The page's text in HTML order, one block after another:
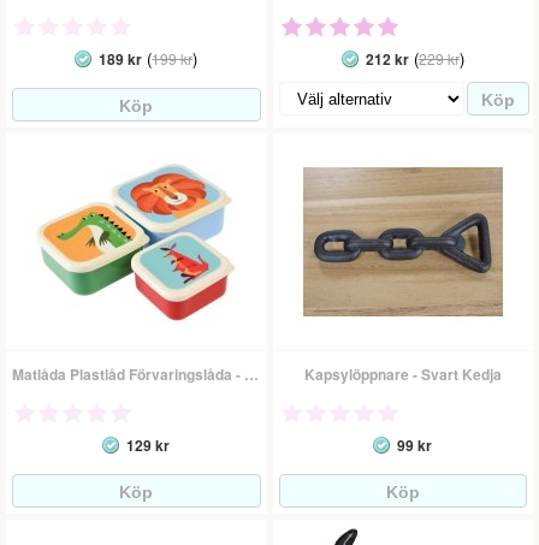
189 kr (199 kr) 212 kr(229 kr)
Matlåda Plastlåd Förvaringslåda - Vilda Djur
129 kr
Kapsylöppnare - Svart Kedja
99 kr